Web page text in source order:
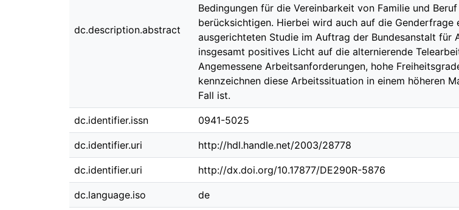
dc.description.abstract
Bedingungen für die Vereinbarkeit von Familie und
berücksichtigen. Hierbei wird auch auf die
ausgerichteten Studie im Auftrag der Bundesanstalt
insgesamt positives Licht auf die alternierende
Angemessene Arbeitsanforderungen, hohe
kennzeichnen diese Arbeitssituation in einem höheren
Fall ist.
dc.identifier.issn 0941-5025
dc.identifier.uri http://hdl.handle.net/2003/28778
dc.identifier.uri http://dx.doi.org/10.17877/DE290R-5876
dc.language.iso de